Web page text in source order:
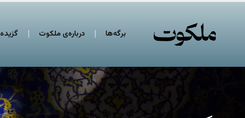
برگه‌ها درباره‌ی ملکوت